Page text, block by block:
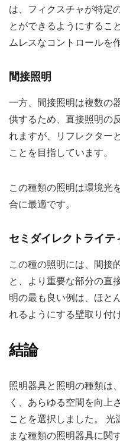
は、フィクスチャが特定
とができるようにするこ
ムレスなコントロールを
間接照明
一方、間接照明は複数の
供するため、直接照明の
れますが、リフレクター
ことを目指しています。
この種類の照明は環境光
合に最適です。
セミダイレクトライテ
この種の照明には、間接
と、より重要な部分の直
明の最も良い例は、ほと
れるようにする壁取り付
結論
照明器具と照明の種類は
く、あらゆる空間を向上
ことを選択しました。
まな種類の照明器具に関